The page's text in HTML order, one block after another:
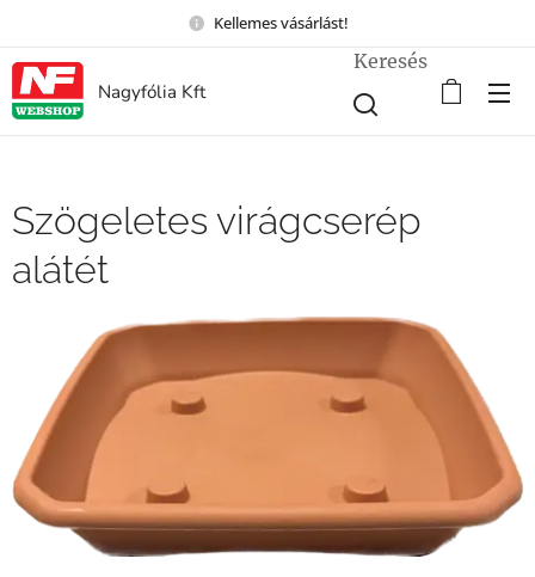
Kellemes vásárlást!
Nagyfólia Kft
Keresés
Szögeletes virágcserép
alátét